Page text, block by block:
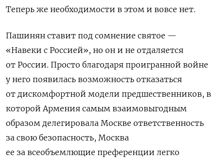
Теперь же необходимости в этом и вовсе нет.
Пашинян ставит под сомнение святое —
«Навеки с Россией», но он и не отдаляется
от России. Просто благодаря проигранной войне
у него появилась возможность отказаться
от дискомфортной модели предшественников, в
которой Армения самым взаимовыгодным
образом делегировала Москве ответственность
за свою безопасность, Москва
ее за всеобъемлющие преференции легко